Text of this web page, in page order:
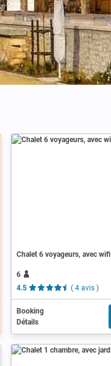
Chalet 6 voyageurs, avec wifi
6
4.5
( 4 avis )
Booking
Détails